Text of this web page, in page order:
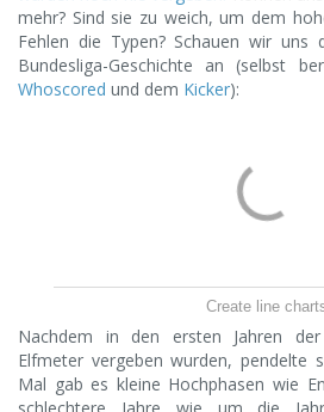
mehr? Sind sie zu weich, um dem
Fehlen die Typen? Schauen wir uns
Bundesliga-Geschichte an (selbst
Whoscored und dem Kicker):
Create line
Nachdem in den ersten Jahren
Elfmeter vergeben wurden, pendelte
Mal gab es kleine Hochphasen wie